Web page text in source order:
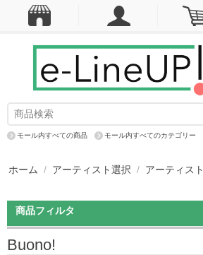
モール内すべての商品 モール内すべてのカテゴリー
ホーム / アーティスト選択 / アーティスト
商品フィルタ
Buono!